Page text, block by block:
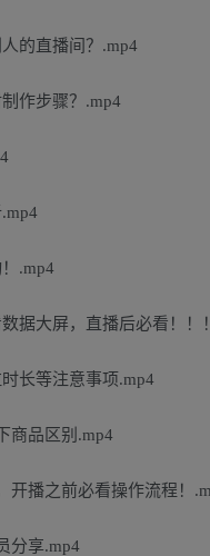
的直播间？.mp4
作步骤？.mp4
.mp4
据大屏，直播后必看！！
长等注意事项.mp4
商品区别.mp4
开播之前必看操作流程！
分享.mp4